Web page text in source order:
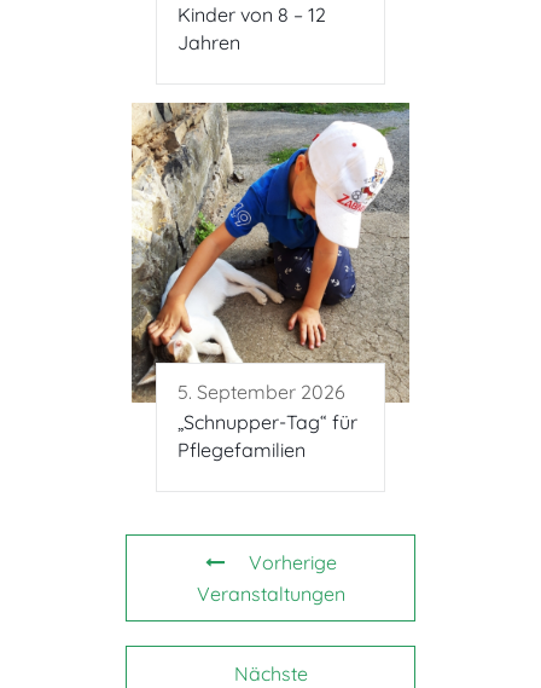
Kinder von 8 – 12
Jahren
5. September 2026
„Schnupper-Tag“ für
Pflegefamilien
Vorherige
Veranstaltungen
Nächste